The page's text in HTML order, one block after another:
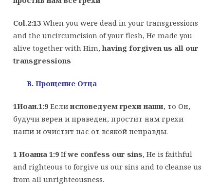
Col.2:13When you were dead in your transgressions
and the uncircumcision of your flesh, He made you
alive together with Him,having forgiven us all our
transgressions
B. Прощение Отца
1Иоан.1:9Еслиисповедуем грехи наши, то Он,
будучи верен и праведен, простит нам грехи
наши и очистит нас от всякой неправды.
1 Иоанна 1:9Ifwe confess our sins, He is faithful
and righteous to forgive us our sins and to cleanse us
from all unrighteousness.